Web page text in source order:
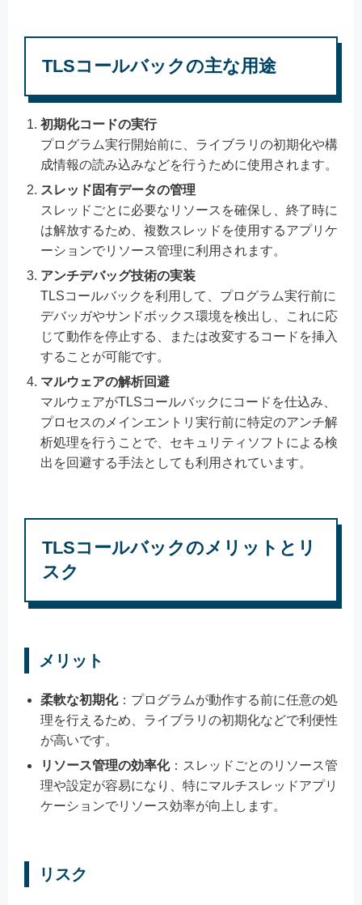
TLSコールバックの主な用途
初期化コードの実行
プログラム実行開始前に、ライブラリの初期化や構
成情報の読み込みなどを行うために使用されます。
スレッド固有データの管理
スレッドごとに必要なリソースを確保し、終了時に
は解放するため、複数スレッドを使用するアプリケ
ーションでリソース管理に利用されます。
アンチデバッグ技術の実装
TLSコールバックを利用して、プログラム実行前に
デバッガやサンドボックス環境を検出し、これに応
じて動作を停止する、または改変するコードを挿入
することが可能です。
マルウェアの解析回避
マルウェアがTLSコールバックにコードを仕込み、
プロセスのメインエントリ実行前に特定のアンチ解
析処理を行うことで、セキュリティソフトによる検
出を回避する手法としても利用されています。
TLSコールバックのメリットとリ
スク
メリット
柔軟な初期化：プログラムが動作する前に任意の処
理を行えるため、ライブラリの初期化などで利便性
が高いです。
リソース管理の効率化：スレッドごとのリソース管
理や設定が容易になり、特にマルチスレッドアプリ
ケーションでリソース効率が向上します。
リスク